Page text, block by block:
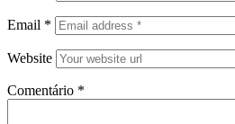
Email *
Website
Comentário *